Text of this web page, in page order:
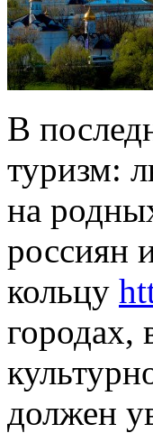
В
туризм:
на
россиян
кольцу
городах,
должен